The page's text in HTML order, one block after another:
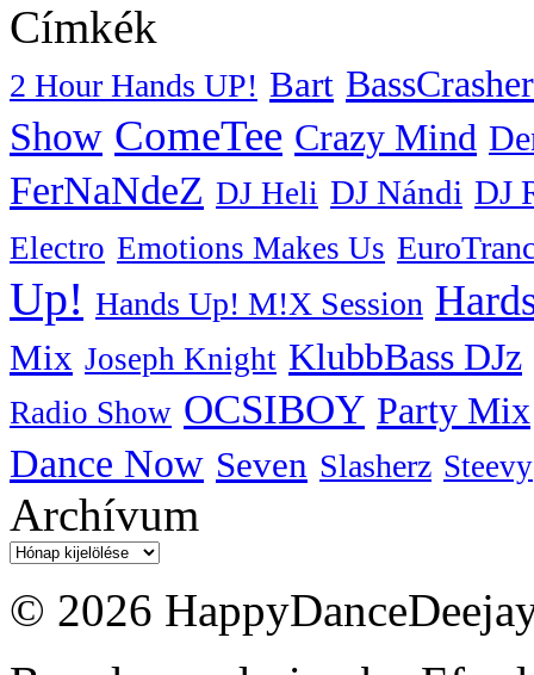
Címkék
2 Hour Hands UP! Bart BassCrasher
Show ComeTee Crazy Mind
FerNaNdeZ DJ Heli DJ Nándi DJ
Electro Emotions Makes Us
Up! Hands Up! M!X Session
Mix Joseph Knight KlubbBass DJz
Radio Show OCSIBOY Party Mix
Dance Now Seven Slasherz Steevy
Archívum
Archívum
© 2026